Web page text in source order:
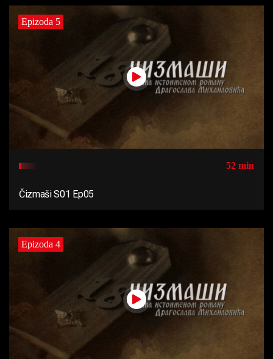
Epizoda 5
52 min
Čizmaši S01 Ep05
Epizoda 4